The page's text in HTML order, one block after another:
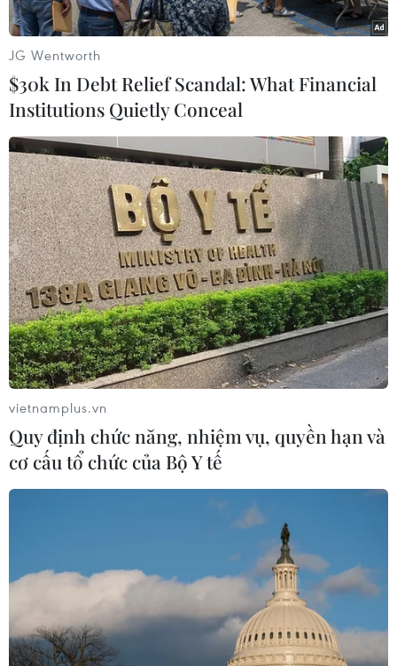
Việt Nam chia sẻ kinh nghiệm phòng
chống và giảm nhẹ thiên tai
23/06/2017 23:50
Tại Phiên họp của ECOSOC, Đại sứ Dương Chí Dũng đã
nêu bật những thành tựu của Việt Nam trong phòng
chống và giảm nhẹ thiên tai, ứng phó biến đổi khí hậu.
Nắng nóng ở khu vực Trung Bộ còn kéo dài
trong 2-3 ngày tới
25/06/2017 01:31
JG Wentworth
$30k In Debt Relief Scandal: What Financial
Institutions Quietly Conceal
vietnamplus.vn
Quy định chức năng, nhiệm vụ, quyền hạn và
cơ cấu tổ chức của Bộ Y tế